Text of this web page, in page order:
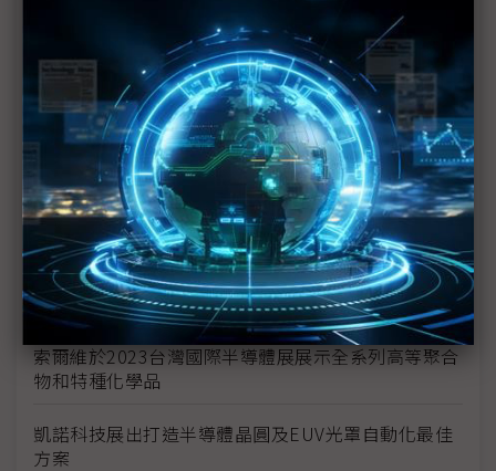
MJC透過測量技術的發展，提供多樣測試解決方案
海德漢ETEL為半導體製程帶來運動控制與精密運動平
台解決方案
愛德萬測試參加先進測試論壇分享車用電子測試解決
G2C+聯盟與東台東捷齊亮相 直擊CoWoS與Fan-Out
製程
綠捷優秀工程精神成為半導體客戶自動化需求之首選
索爾維於2023台灣國際半導體展展示全系列高等聚合
物和特種化學品
凱諾科技展出打造半導體晶圓及EUV光罩自動化最佳
方案